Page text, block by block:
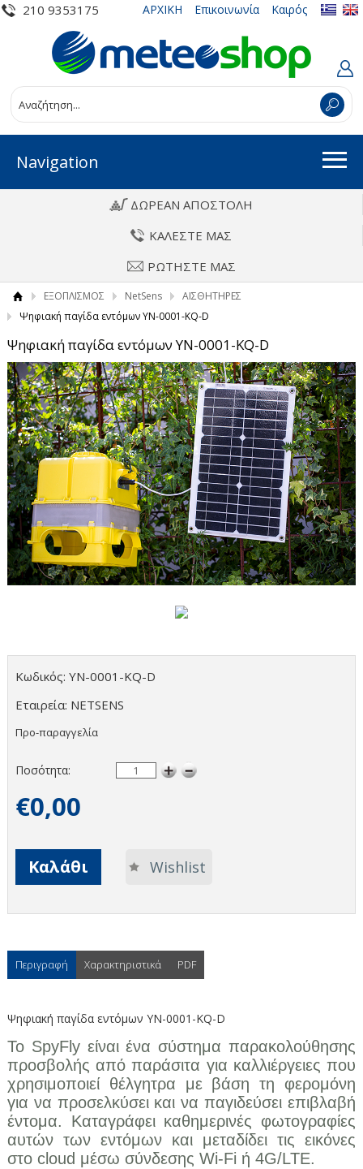
210 9353175 ΑΡΧΙΚΗ Επικοινωνία Καιρός
Navigation
ΔΩΡΕΑΝ ΑΠΟΣΤΟΛΗ
ΚΑΛΕΣΤΕ ΜΑΣ
ΡΩΤΗΣΤΕ ΜΑΣ
ΕΞΟΠΛΙΣΜΟΣ NetSens
ΑΙΣΘΗΤΗΡΕΣ
Ψηφιακή παγίδα εντόμων YN-0001-KQ-D
Ψηφιακή παγίδα εντόμων YN-0001-KQ-D
Κωδικός: YN-0001-KQ-D
Εταιρεία: NETSENS
Προ-παραγγελία
Ποσότητα:
€0,00
Καλάθι Wishlist
Περιγραφή Χαρακτηριστικά PDF
Ψηφιακή παγίδα εντόμων YN-0001-KQ-D
Το SpyFly είναι ένα σύστημα παρακολούθησης
προσβολής από παράσιτα για καλλιέργειες που
χρησιμοποιεί θέλγητρα με βάση τη φερομόνη
για να προσελκύσει και να παγιδεύσει επιβλαβή
έντομα. Καταγράφει καθημερινές φωτογραφίες
αυτών των εντόμων και μεταδίδει τις εικόνες
στο cloud μέσω σύνδεσης Wi-Fi ή 4G/LTE.